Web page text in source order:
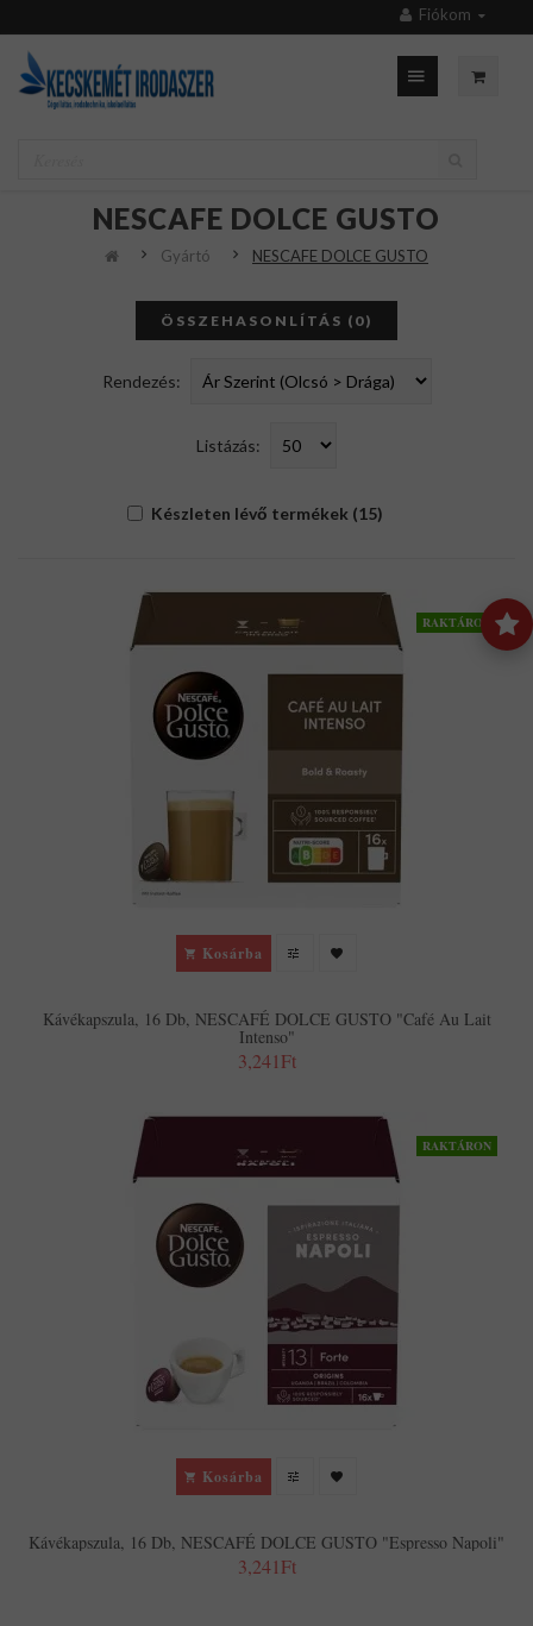
Fiókom
NESCAFE DOLCE GUSTO
Gyártó NESCAFE DOLCE GUSTO
ÖSSZEHASONLÍTÁS (0)
Rendezés:
Listázás:
Készleten lévő termékek (15)
RAKTÁRON
Kosárba
Kávékapszula, 16 Db, NESCAFÉ DOLCE GUSTO "Café Au Lait
Intenso"
3,241Ft
RAKTÁRON
Kosárba
Kávékapszula, 16 Db, NESCAFÉ DOLCE GUSTO "Espresso Napoli"
3,241Ft